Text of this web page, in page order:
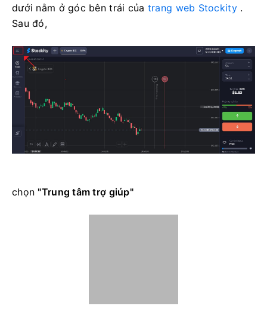
dưới nằm ở góc bên trái của trang web Stockity.
Sau đó,
chọn "Trung tâm trợ giúp"